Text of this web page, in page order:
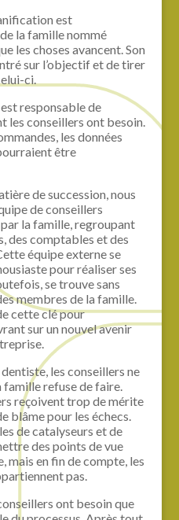
est
la famille nommé
les choses avancent. Son
sur l’objectif et de tirer
ci.
responsable de
les conseillers ont besoin.
les données
être
de succession, nous
de conseillers
la famille, regroupant
des comptables et des
équipe externe se
pour réaliser ses
se trouve sans
membres de la famille.
cette clé pour
sur un nouvel avenir
les conseillers ne
famille refuse de faire.
reçoivent trop de mérite
blâme pour les échecs.
de catalyseurs et de
des points de vue
mais en fin de compte, les
pas.
ont besoin que